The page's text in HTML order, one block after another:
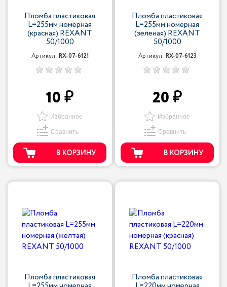
Пломба пластиковая
L=255мм номерная
(красная) REXANT
50/1000
Артикул: RX-07-6121
10
Избранное
Сравнить
В КОРЗИНУ
Пломба пластиковая
L=255мм номерная
(зеленая) REXANT
50/1000
Артикул: RX-07-6123
20
Избранное
Сравнить
В КОРЗИНУ
Пломба пластиковая Пломба пластиковая